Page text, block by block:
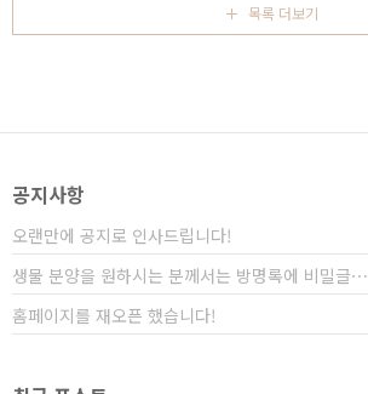
터 23일까지 한강 세빛섬에서 신형 싼타페의 모든 색상
을 만날 수 있는 프로그램인 싼타페 익스피리언스가 진행
시고 판단하시는 것이 정확한데... ..
목록 더보기
공지사항
오랜만에 공지로 인사드립니다!
생물 분양을 원하시는 분께서는 방명록에 비밀글⋯
홈페이지를 재오픈 했습니다!